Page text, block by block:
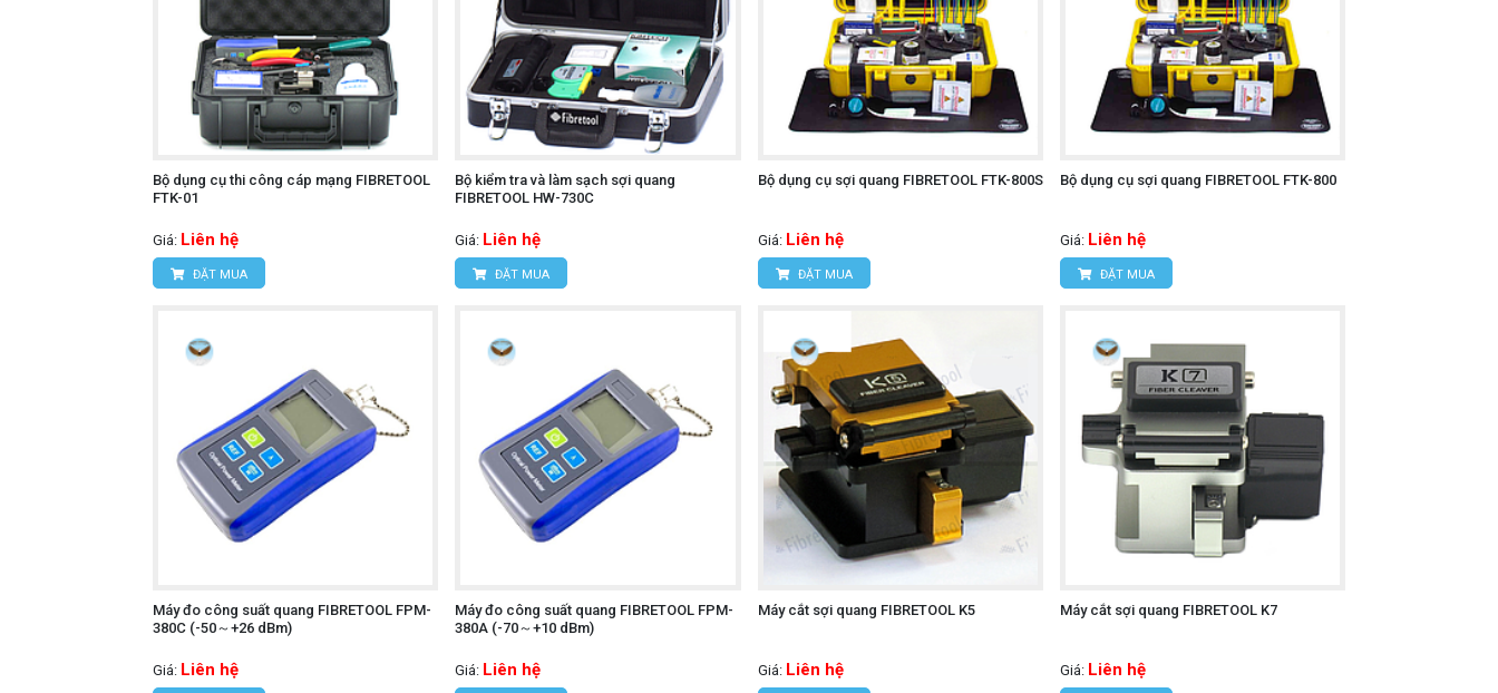
Bộ dụng cụ thi công cáp mạng FIBRETOOL
FTK-01
Giá: Liên hệ
ĐẶT MUA
Bộ kiểm tra và làm sạch sợi quang
FIBRETOOL HW-730C
Giá: Liên hệ
ĐẶT MUA
Bộ dụng cụ sợi quang FIBRETOOL FTK-800S
Giá: Liên hệ
ĐẶT MUA
Bộ dụng cụ sợi quang FIBRETOOL FTK-800
Giá: Liên hệ
ĐẶT MUA
Máy đo công suất quang FIBRETOOL FPM-
380C (-50～+26 dBm)
Giá: Liên hệ
Máy đo công suất quang FIBRETOOL FPM-
380A (-70～+10 dBm)
Giá: Liên hệ
Máy cắt sợi quang FIBRETOOL K5
Giá: Liên hệ
Máy cắt sợi quang FIBRETOOL K7
Giá: Liên hệ